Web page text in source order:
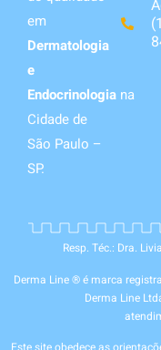
em
Dermatologia
e
Endocrinologia na
Cidade de
São Paulo –
SP.
Resp. Téc.: Dra.
Derma Line ® é marca
Derma Line